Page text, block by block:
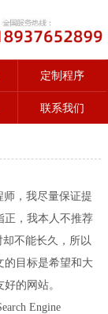
定制程序
联系我们
师，我尽量保证提
正，我本人不推荐
不能长久，所以
的目标是希望和大
的网站。
Engine